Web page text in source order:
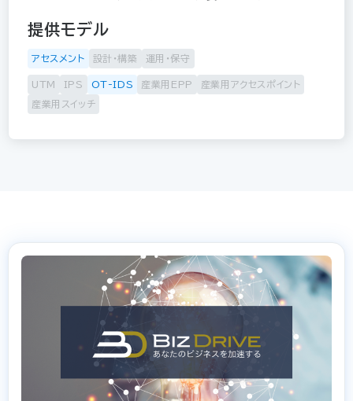
提供モデル
アセスメント 設計・構築 運用・保守
UTM IPS OT-IDS 産業用EPP 産業用アクセスポイント
産業用スイッチ